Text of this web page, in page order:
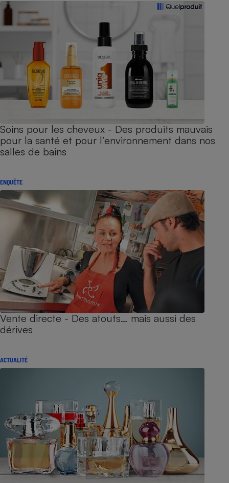
Soins pour les cheveux - Des produits mauvais
pour la santé et pour l’environnement dans nos
salles de bains
ENQUÊTE
Vente directe - Des atouts… mais aussi des
dérives
ACTUALITÉ